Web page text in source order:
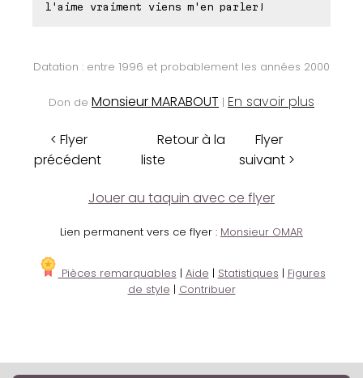
l'aime vraiment viens m'en parler!
Datation : entre 1996 et probablement les années 2000
Don de Monsieur MARABOUT | En savoir plus
< Flyer
précédent
Retour à la
liste
Flyer
suivant >
Jouer au taquin avec ce flyer
Lien permanent vers ce flyer : Monsieur OMAR
Pièces remarquables | Aide | Statistiques | Figures
de style | Contribuer